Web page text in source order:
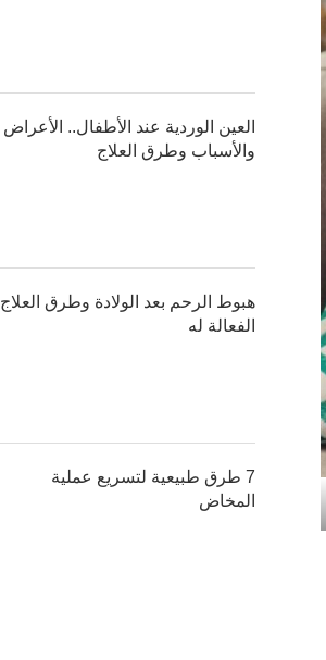
العين الوردية عند الأطفال.. الأعراض
والأسباب وطرق العلاج
هبوط الرحم بعد الولادة وطرق العلاج
الفعالة له
7 طرق طبيعية لتسريع عملية
المخاض